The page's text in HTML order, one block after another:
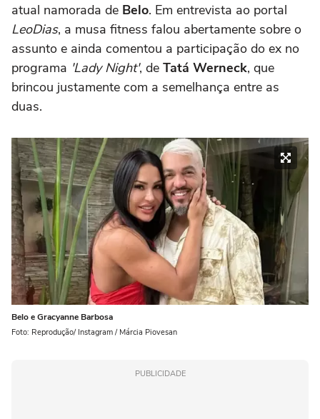
atual namorada de Belo. Em entrevista ao portal
LeoDias, a musa fitness falou abertamente sobre o
assunto e ainda comentou a participação do ex no
programa 'Lady Night', de Tatá Werneck, que
brincou justamente com a semelhança entre as
duas.
Belo e Gracyanne Barbosa
Foto: Reprodução/ Instagram / Márcia Piovesan
PUBLICIDADE